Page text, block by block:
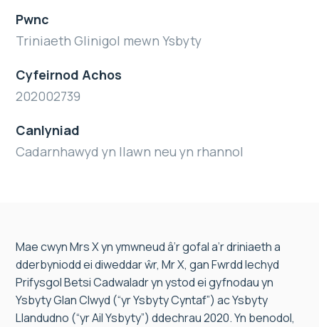
Pwnc
Triniaeth Glinigol mewn Ysbyty
Cyfeirnod Achos
202002739
Canlyniad
Cadarnhawyd yn llawn neu yn rhannol
Mae cwyn Mrs X yn ymwneud â’r gofal a’r driniaeth a
dderbyniodd ei diweddar ŵr, Mr X, gan Fwrdd Iechyd
Prifysgol Betsi Cadwaladr yn ystod ei gyfnodau yn
Ysbyty Glan Clwyd (“yr Ysbyty Cyntaf”) ac Ysbyty
Llandudno (“yr Ail Ysbyty”) ddechrau 2020. Yn benodol,